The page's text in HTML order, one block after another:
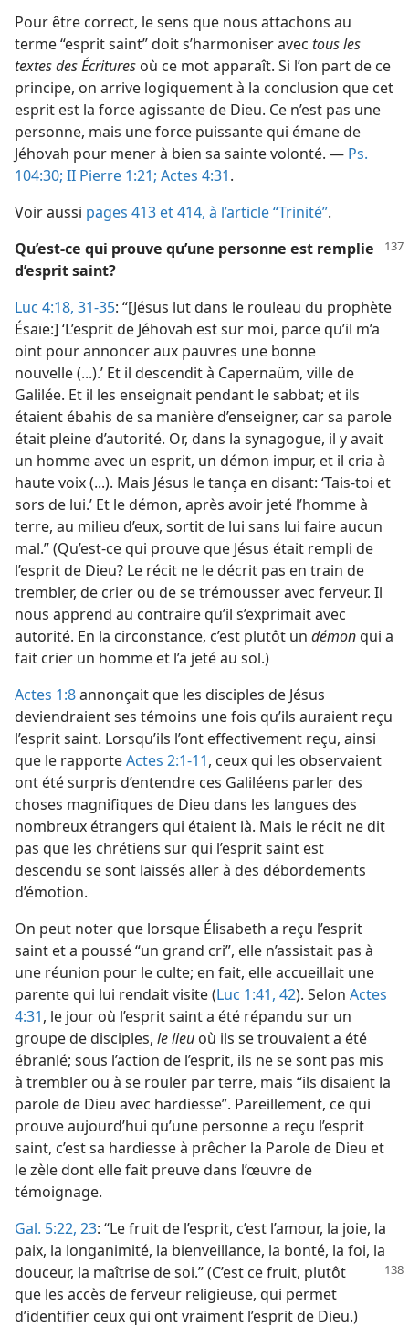
Pour être correct, le sens que nous attachons au
terme “esprit saint” doit s’harmoniser avec tous les
textes des Écritures où ce mot apparaît. Si l’on part de ce
principe, on arrive logiquement à la conclusion que cet
esprit est la force agissante de Dieu. Ce n’est pas une
personne, mais une force puissante qui émane de
Jéhovah pour mener à bien sa sainte volonté. — Ps.
104:30; II Pierre 1:21; Actes 4:31.
Voir aussi pages 413 et 414, à l’article “Trinité”.
Qu’est-​ce qui prouve qu’une personne est remplie
d’esprit saint?
Luc 4:18, 31-35: “[Jésus lut dans le rouleau du prophète
Ésaïe:] ‘L’esprit de Jéhovah est sur moi, parce qu’il m’a
oint pour annoncer aux pauvres une bonne
nouvelle (...).’ Et il descendit à Capernaüm, ville de
Galilée. Et il les enseignait pendant le sabbat; et ils
étaient ébahis de sa manière d’enseigner, car sa parole
était pleine d’autorité. Or, dans la synagogue, il y avait
un homme avec un esprit, un démon impur, et il cria à
haute voix (...). Mais Jésus le tança en disant: ‘Tais-​toi et
sors de lui.’ Et le démon, après avoir jeté l’homme à
terre, au milieu d’eux, sortit de lui sans lui faire aucun
mal.” (Qu’est-​ce qui prouve que Jésus était rempli de
l’esprit de Dieu? Le récit ne le décrit pas en train de
trembler, de crier ou de se trémousser avec ferveur. Il
nous apprend au contraire qu’il s’exprimait avec
autorité. En la circonstance, c’est plutôt un démonqui a
fait crier un homme et l’a jeté au sol.)
Actes 1:8annonçait que les disciples de Jésus
deviendraient ses témoins une fois qu’ils auraient reçu
l’esprit saint. Lorsqu’ils l’ont effectivement reçu, ainsi
que le rapporteActes 2:1-11, ceux qui les observaient
ont été surpris d’entendre ces Galiléens parler des
choses magnifiques de Dieu dans les langues des
nombreux étrangers qui étaient là. Mais le récit ne dit
pas que les chrétiens sur qui l’esprit saint est
descendu se sont laissés aller à des débordements
d’émotion.
On peut noter que lorsque Élisabeth a reçu l’esprit
saint et a poussé “un grand cri”, elle n’assistait pas à
une réunion pour le culte; en fait, elle accueillait une
parente qui lui rendait visite (Luc 1:41, 42). Selon Actes
4:31, le jour où l’esprit saint a été répandu sur un
groupe de disciples, le lieu où ils se trouvaient a été
ébranlé; sous l’action de l’esprit, ils ne se sont pas mis
à trembler ou à se rouler par terre, mais “ils disaient la
parole de Dieu avec hardiesse”. Pareillement, ce qui
prouve aujourd’hui qu’une personne a reçu l’esprit
saint, c’est sa hardiesse à prêcher la Parole de Dieu et
le zèle dont elle fait preuve dans l’œuvre de
témoignage.
Gal. 5:22, 23: “Le fruit de l’esprit, c’est l’amour, la joie, la
paix, la longanimité, la bienveillance, la bonté, la foi, la
douceur, la maîtrise de soi.” (C’est ce fruit, plutôt
que les accès de ferveur religieuse, qui permet
d’identifier ceux qui ont vraiment l’esprit de Dieu.)